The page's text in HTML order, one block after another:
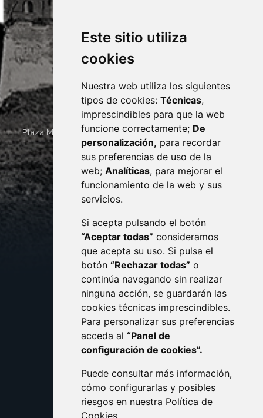
Este sitio utiliza
cookies
Nuestra web utiliza los siguientes
tipos de cookies: Técnicas,
imprescindibles para que la web
funcione correctamente; De
personalización, para recordar
sus preferencias de uso de la
web; Analíticas, para mejorar el
funcionamiento de la web y sus
servicios.
Si acepta pulsando el botón
“Aceptar todas” consideramos
que acepta su uso. Si pulsa el
botón “Rechazar todas” o
continúa navegando sin realizar
ninguna acción, se guardarán las
cookies técnicas imprescindibles.
Para personalizar sus preferencias
acceda al “Panel de
configuración de cookies”.
Puede consultar más información,
cómo configurarlas y posibles
riesgos en nuestra Política de
Cookies.
Plaza Mayor 4 22400 MONZÓN - ARAGÓN (ESPAÑA)
· (34) 974 400 700 ·
sac@monzon.es
monzon.es
CONTACTO
AVISO LEGAL
PROTECCIÓN DE DATOS
POLÍTICA DE COOKIES
ACCESIBILIDAD
ENLACE EXTERNO AL